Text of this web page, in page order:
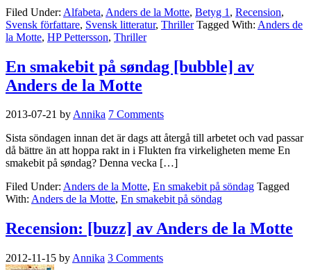
Filed Under: Alfabeta, Anders de la Motte, Betyg 1 , Recension,
Svensk författare, Svensk litteratur, Thriller Tagged With: Anders de
la Motte, HP Pettersson, Thriller
En smakebit på søndag [bubble] av
Anders de la Motte
2013-07-21 byAnnika 7 Comments
Sista söndagen innan det är dags att återgå till arbetet och vad passar
då bättre än att hoppa rakt in i Flukten fra virkeligheten meme En
smakebit på søndag? Denna vecka […]
Filed Under: Anders de la Motte, En smakebit på söndag Tagged
With: Anders de la Motte, En smakebit på söndag
Recension: [buzz] av Anders de la Motte
2012-11-15 by Annika 3 Comments